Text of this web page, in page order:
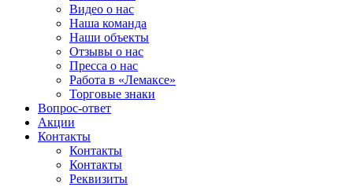
Видео о нас
Наша команда
Наши объекты
Отзывы о нас
Пресса о нас
Работа в «Лемаксе»
Торговые знаки
Вопрос-ответ
Акции
Контакты
Контакты
Контакты
Реквизиты